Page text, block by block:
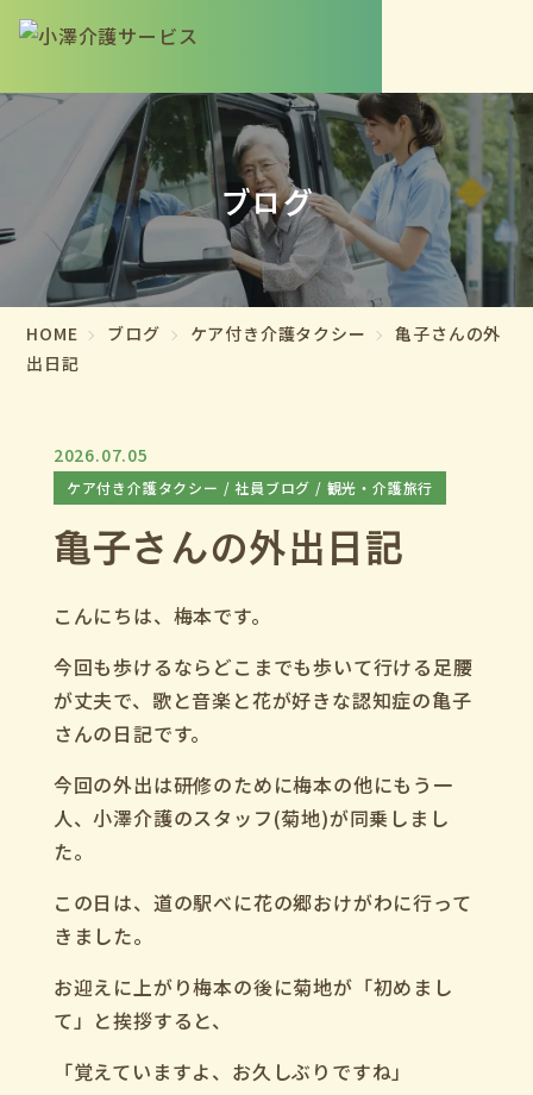
ブログ
HOME ブログ ケア付き介護タクシー
亀子さんの外
出日記
2026.07.05
ケア付き介護タクシー 社員ブログ 観光・介護旅行
亀子さんの外出日記
こんにちは、梅本です。
今回も歩けるならどこまでも歩いて行ける足腰
が丈夫で、歌と音楽と花が好きな認知症の亀子
さんの日記です。
今回の外出は研修のために梅本の他にもう一
人、小澤介護のスタッフ(菊地)が同乗しまし
た。
この日は、道の駅べに花の郷おけがわに行って
きました。
お迎えに上がり梅本の後に菊地が「初めまし
て」と挨拶すると、
「覚えていますよ、お久しぶりですね」